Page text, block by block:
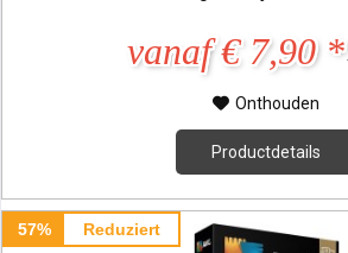
vanaf € 7,90 *
Onthouden
Productdetails
57% Reduziert